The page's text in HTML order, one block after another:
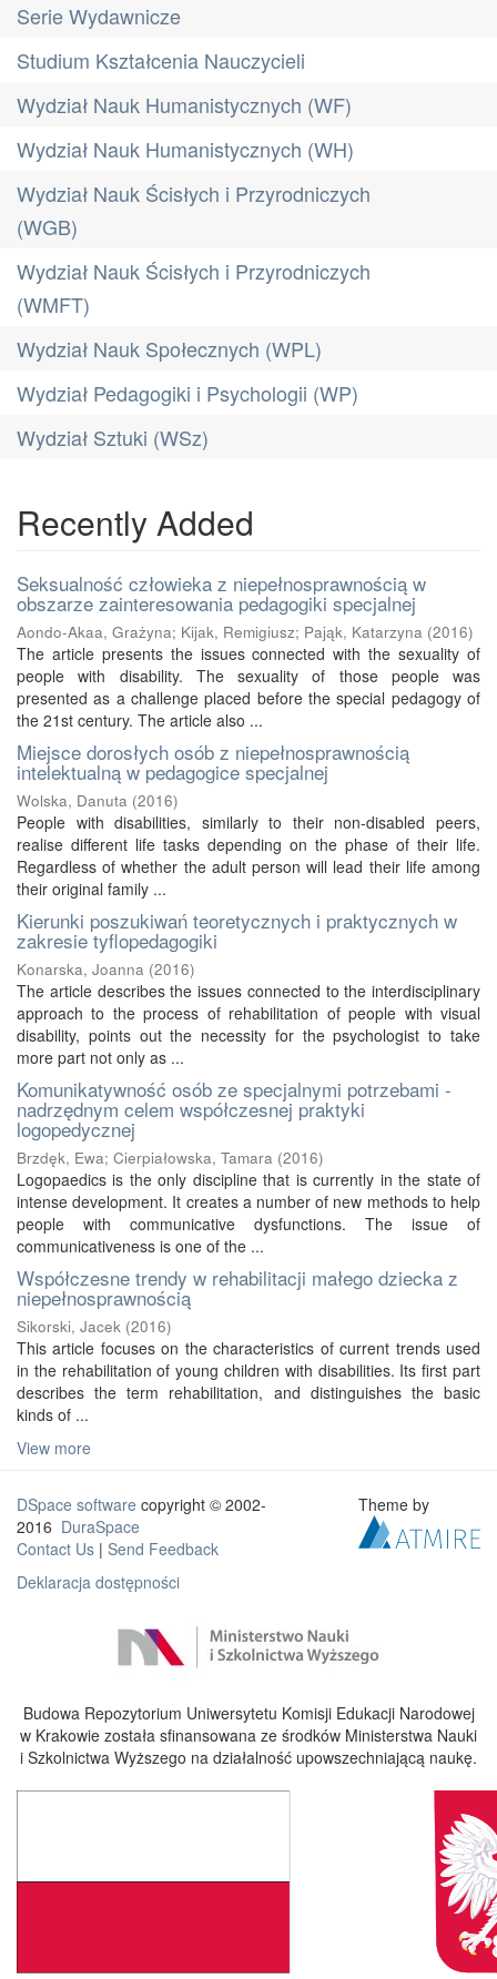
Serie Wydawnicze
Studium Kształcenia Nauczycieli
Wydział Nauk Humanistycznych (WF)
Wydział Nauk Humanistycznych (WH)
Wydział Nauk Ścisłych i Przyrodniczych
(WGB)
Wydział Nauk Ścisłych i Przyrodniczych
(WMFT)
Wydział Nauk Społecznych (WPL)
Wydział Pedagogiki i Psychologii (WP)
Wydział Sztuki (WSz)
Recently Added
Seksualność człowieka z niepełnosprawnością w
obszarze zainteresowania pedagogiki specjalnej
Aondo-Akaa, Grażyna; Kijak, Remigiusz; Pająk, Katarzyna (2016)
The article presents the issues connected with the sexuality of
people with disability. The sexuality of those people was
presented as a challenge placed before the special pedagogy of
the 21st century. The article also ...
Miejsce dorosłych osób z niepełnosprawnością
intelektualną w pedagogice specjalnej
Wolska, Danuta (2016)
People with disabilities, similarly to their non-disabled peers,
realise different life tasks depending on the phase of their life.
Regardless of whether the adult person will lead their life among
their original family ...
Kierunki poszukiwań teoretycznych i praktycznych w
zakresie tyflopedagogiki
Konarska, Joanna (2016)
The article describes the issues connected to the interdisciplinary
approach to the process of rehabilitation of people with visual
disability, points out the necessity for the psychologist to take
more part not only as ...
Komunikatywność osób ze specjalnymi potrzebami -
nadrzędnym celem współczesnej praktyki
logopedycznej
Brzdęk, Ewa; Cierpiałowska, Tamara (2016)
Logopaedics is the only discipline that is currently in the state of
intense development. It creates a number of new methods to help
people with communicative dysfunctions. The issue of
communicativeness is one of the ...
Współczesne trendy w rehabilitacji małego dziecka z
niepełnosprawnością
Sikorski, Jacek (2016)
This article focuses on the characteristics of current trends used
in the rehabilitation of young children with disabilities. Its first part
describes the term rehabilitation, and distinguishes the basic
kinds of ...
View more
DSpace software copyright © 2002-
2016 DuraSpace
Contact Us | Send Feedback
Deklaracja dostępności
Theme by
Budowa Repozytorium Uniwersytetu Komisji Edukacji Narodowej
w Krakowie została sfinansowana ze środków Ministerstwa Nauki
i Szkolnictwa Wyższego na działalność upowszechniającą naukę.